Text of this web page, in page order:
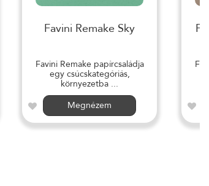
Favini Remake Sky
Favini Remake papírcsaládja
egy csúcskategóriás,
környezetba ...
Megnézem